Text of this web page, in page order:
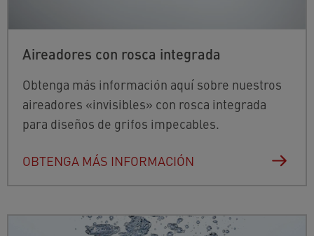
Aireadores con rosca integrada
Obtenga más información aquí sobre nuestros
aireadores «invisibles» con rosca integrada
para diseños de grifos impecables.
OBTENGA MÁS INFORMACIÓN